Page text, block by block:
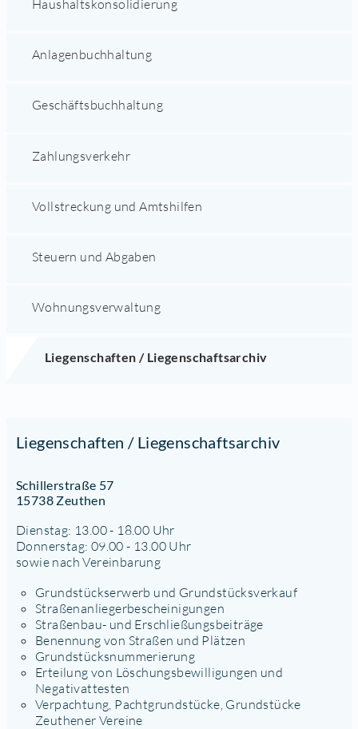
Haushaltskonsolidierung
Anlagenbuchhaltung
Geschäftsbuchhaltung
Zahlungsverkehr
Vollstreckung und Amtshilfen
Steuern und Abgaben
Wohnungsverwaltung
Liegenschaften / Liegenschaftsarchiv
Liegenschaften / Liegenschaftsarchiv
Schillerstraße 57
15738 Zeuthen
Dienstag: 13.00 - 18.00 Uhr
Donnerstag: 09.00 - 13.00 Uhr
sowie nach Vereinbarung
Grundstückserwerb und Grundstücksverkauf
Straßenanliegerbescheinigungen
Straßenbau- und Erschließungsbeiträge
Benennung von Straßen und Plätzen
Grundstücksnummerierung
Erteilung von Löschungsbewilligungen und
Negativattesten
Verpachtung, Pachtgrundstücke, Grundstücke
Zeuthener Vereine